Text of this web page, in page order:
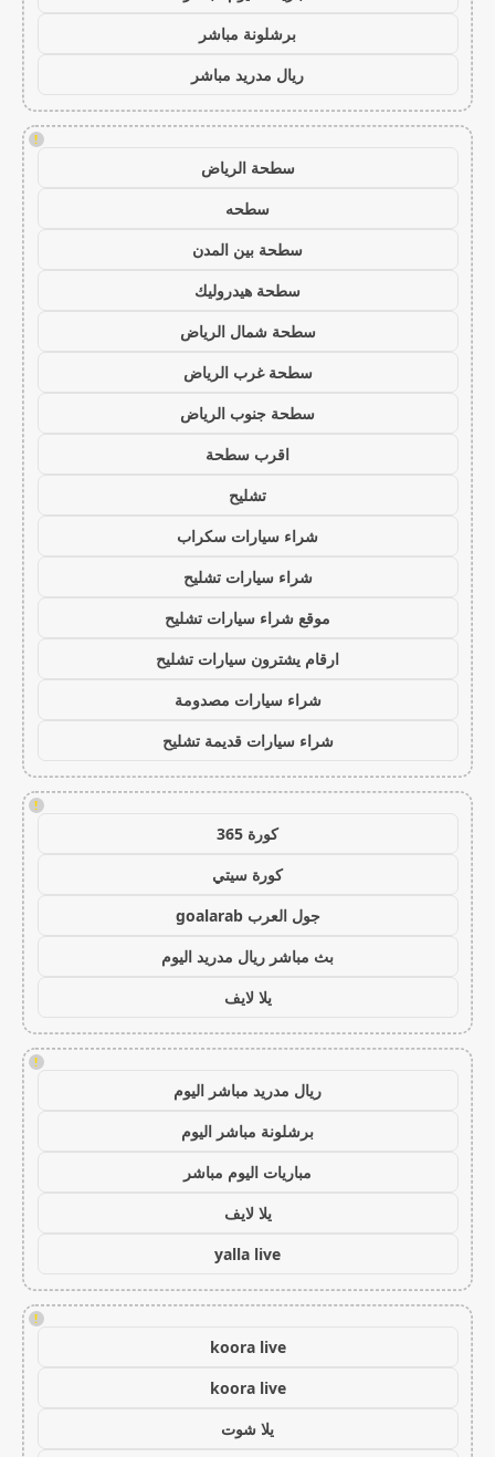
برشلونة مباشر
ريال مدريد مباشر
!
سطحة الرياض
سطحه
سطحة بين المدن
سطحة هيدروليك
سطحة شمال الرياض
سطحة غرب الرياض
سطحة جنوب الرياض
اقرب سطحة
تشليح
شراء سيارات سكراب
شراء سيارات تشليح
موقع شراء سيارات تشليح
ارقام يشترون سيارات تشليح
شراء سيارات مصدومة
شراء سيارات قديمة تشليح
!
كورة 365
كورة سيتي
جول العرب goalarab
بث مباشر ريال مدريد اليوم
يلا لايف
!
ريال مدريد مباشر اليوم
برشلونة مباشر اليوم
مباريات اليوم مباشر
يلا لايف
yalla live
!
koora live
koora live
يلا شوت